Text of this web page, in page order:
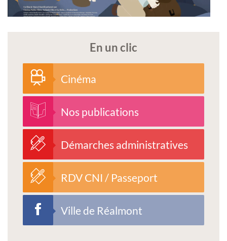
En un clic
Cinéma
Nos publications
Démarches administratives
RDV CNI / Passeport
Ville de Réalmont